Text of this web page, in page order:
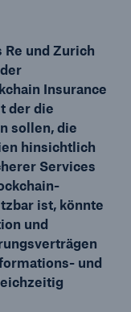
Re und Zurich
Insurance
der die
sollen, die
hinsichtlich
Services
ist, könnte
und
und